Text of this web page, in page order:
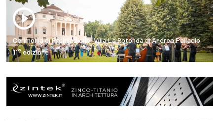
Cerimonia di Premiazione, Villa La Rotonda di Andrea Palladio
11° edizione